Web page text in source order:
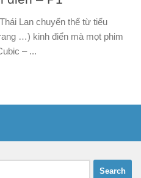
Lan chuyển thể từ tiểu
…) kinh điển mà mọt phim
– ...